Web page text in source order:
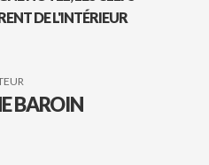
DE L'INTÉRIEUR
BAROIN